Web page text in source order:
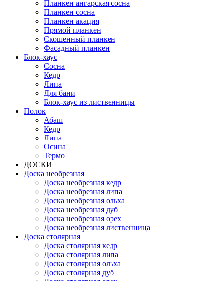
Планкен ангарская сосна
Планкен сосна
Планкен акация
Прямой планкен
Скошенный планкен
Фасадный планкен
Блок-хаус
Сосна
Кедр
Липа
Для бани
Блок-хаус из лиственницы
Полок
Абаш
Кедр
Липа
Осина
Термо
ДОСКИ
Доска необрезная
Доска необрезная кедр
Доска необрезная липа
Доска необрезная ольха
Доска необрезная дуб
Доска необрезная орех
Доска необрезная лиственница
Доска столярная
Доска столярная кедр
Доска столярная липа
Доска столярная ольха
Доска столярная дуб